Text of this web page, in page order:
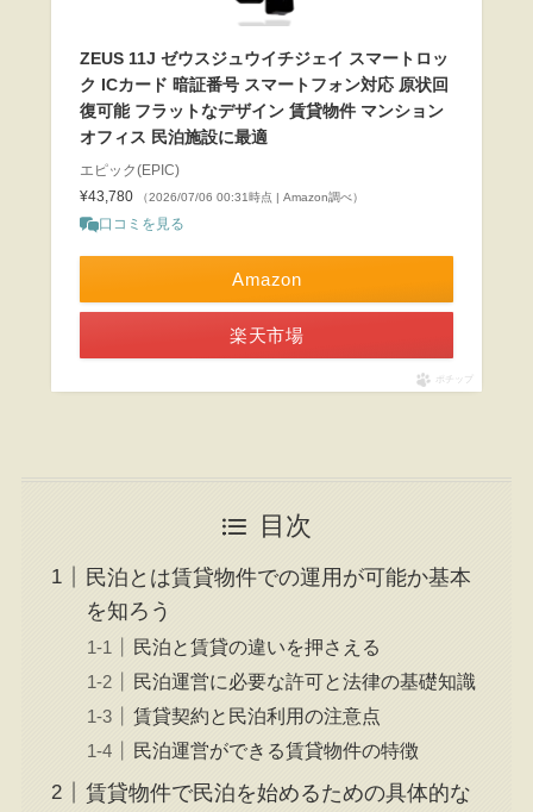
ZEUS 11J ゼウスジュウイチジェイ スマートロッ
ク ICカード 暗証番号 スマートフォン対応 原状回
復可能 フラットなデザイン 賃貸物件 マンション
オフィス 民泊施設に最適
エピック(EPIC)
¥43,780
（2026/07/06 00:31時点 | Amazon調べ）
口コミを見る
Amazon
楽天市場
ポチップ
目次
民泊とは賃貸物件での運用が可能か基本
を知ろう
民泊と賃貸の違いを押さえる
民泊運営に必要な許可と法律の基礎知識
賃貸契約と民泊利用の注意点
民泊運営ができる賃貸物件の特徴
賃貸物件で民泊を始めるための具体的な